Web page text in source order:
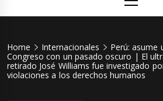
Home Internacionales
Perú: asume
Congreso con un pasado oscuro | El
retirado José Williams fue investigado
violaciones a los derechos humanos